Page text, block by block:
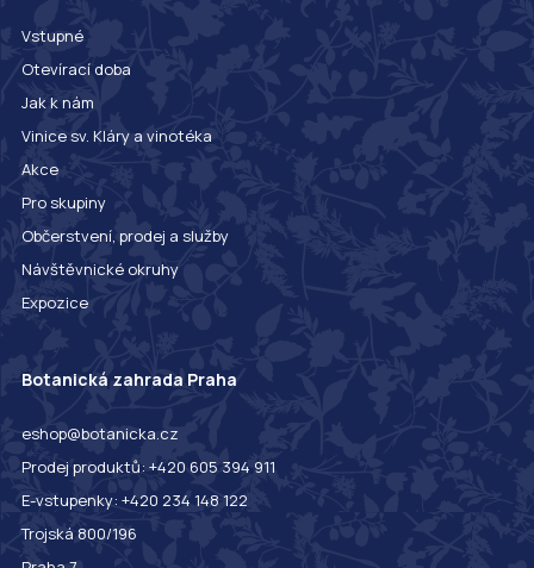
Vstupné
Otevírací doba
Jak k nám
Vinice sv. Kláry a vinotéka
Akce
Pro skupiny
Občerstvení, prodej a služby
Návštěvnické okruhy
Expozice
Botanická zahrada Praha
eshop@botanicka.cz
Prodej produktů: +420 605 394 911
E-vstupenky: +420 234 148 122
Trojská 800/196